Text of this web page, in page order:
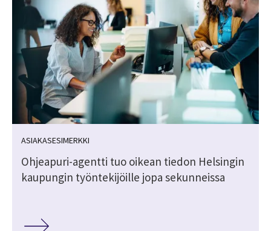
ASIAKASESIMERKKI
Ohjeapuri-agentti tuo oikean tiedon Helsingin
kaupungin työntekijöille jopa sekunneissa